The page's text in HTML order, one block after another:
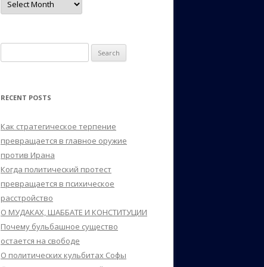
for:
RECENT POSTS
Как стратегическое терпение
превращается в главное оружие
против Ирана
Когда политический протест
превращается в психическое
расстройство
О МУДАКАХ, ШАББАТЕ И КОНСТИТУЦИИ
Почему бульбашное существо
остается на свободе
О политических кульбитах Софы